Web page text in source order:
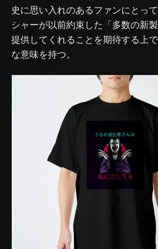
史に思い入れのあるファンにとっ
シャーが以前約束した「多数の新
提供してくれることを期待する上
な意味を持つ。